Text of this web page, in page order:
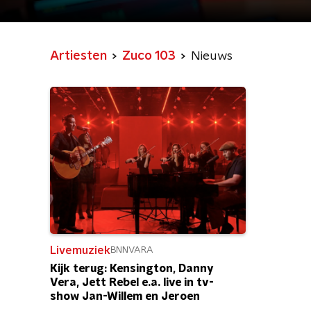
Artiesten Zuco 103 Nieuws
LivemuziekBNNVARA
Kijk terug: Kensington, Danny
Vera, Jett Rebel e.a. live in tv-
show Jan-Willem en Jeroen